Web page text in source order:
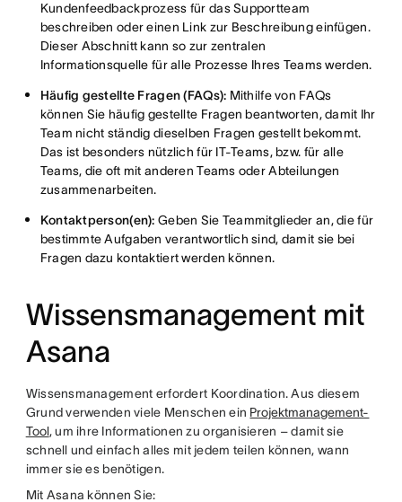
Kundenfeedbackprozess für das Supportteam
beschreiben oder einen Link zur Beschreibung einfügen.
Dieser Abschnitt kann so zur zentralen
Informationsquelle für alle Prozesse Ihres Teams werden.
Häufig gestellte Fragen (FAQs): Mithilfe von FAQs
können Sie häufig gestellte Fragen beantworten, damit Ihr
Team nicht ständig dieselben Fragen gestellt bekommt.
Das ist besonders nützlich für IT-Teams, bzw. für alle
Teams, die oft mit anderen Teams oder Abteilungen
zusammenarbeiten.
Kontaktperson(en): Geben Sie Teammitglieder an, die für
bestimmte Aufgaben verantwortlich sind, damit sie bei
Fragen dazu kontaktiert werden können.
Wissensmanagement mit
Asana
Wissensmanagement erfordert Koordination. Aus diesem
Grund verwenden viele Menschen ein Projektmanagement-
Tool, um ihre Informationen zu organisieren – damit sie
schnell und einfach alles mit jedem teilen können, wann
immer sie es benötigen.
Mit Asana können Sie: